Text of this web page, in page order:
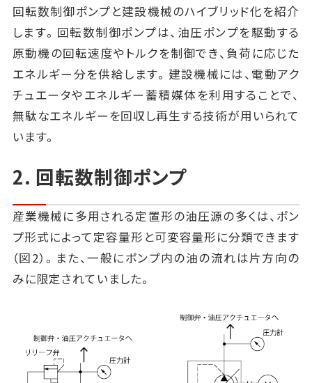
回転数制御ポンプと建設機械のハイブリッド化を紹介
します。回転数制御ポンプは、油圧ポンプを駆動する
原動機の回転速度やトルクを制御でき、負荷に応じた
エネルギー分を供給します。建設機械には、電動アク
チュエータやエネルギー蓄積媒体を利用することで、
無駄なエネルギーを回収し再生する技術が用いられて
います。
2. 回転数制御ポンプ
産業機械に多用される定置形の油圧源の多くは、ポン
プ形式によって定容量形と可変容量形に分類できます
（図2）。また、一般にポンプ内の油の流れは片方向の
みに限定されていました。